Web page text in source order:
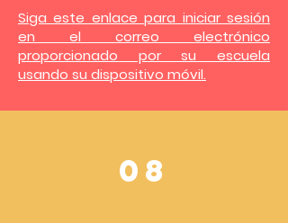
Siga este enlace para iniciar sesión
en el correo electrónico
proporcionado por su escuela
usando su dispositivo móvil.
08